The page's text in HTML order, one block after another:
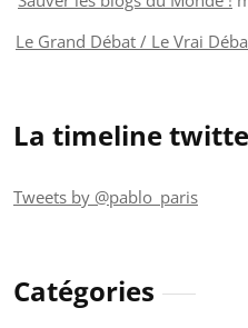
Le Grand Débat / Le Vrai
La timeline
Tweets by @pablo_paris
Catégories